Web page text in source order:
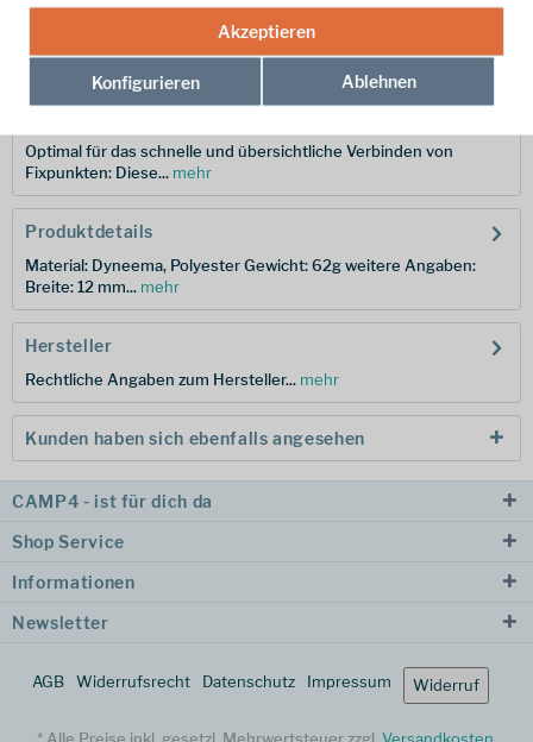
739371100170
Optimal für das schnelle und übersichtliche Verbinden von
Fixpunkten: Diese... mehr
Produktdetails
Material: Dyneema, Polyester Gewicht: 62g weitere Angaben:
Breite: 12 mm... mehr
Hersteller
Rechtliche Angaben zum Hersteller... mehr
Kunden haben sich ebenfalls angesehen
CAMP4 - ist für dich da
Shop Service
Informationen
Newsletter
AGB Widerrufsrecht Datenschutz Impressum Widerruf
Akzeptieren
Konfigurieren Ablehnen